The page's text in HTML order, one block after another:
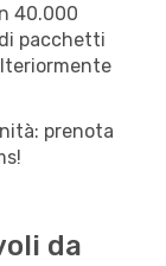
40.000
pacchetti
prenota
da